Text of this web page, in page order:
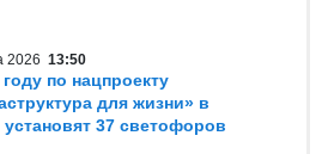
2026 13:50
по нацпроекту
для жизни» в
37 светофоров